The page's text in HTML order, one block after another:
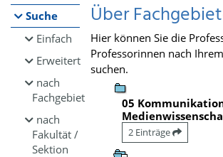
Suche
Einfach
Erweitert
nach
Fachgebiet
nach
Fakultät /
Sektion
Über
Hier können Sie die
Professorinnen nach
suchen.
05
2 Einträge